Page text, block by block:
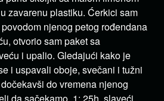
zavarenu plastiku. Ćerkici sam
njenog petog rođendana
otvorio sam paket sa
i upalio. Gledajući kako je
i uspavali oboje, svečani i tužni
do vremena njenog